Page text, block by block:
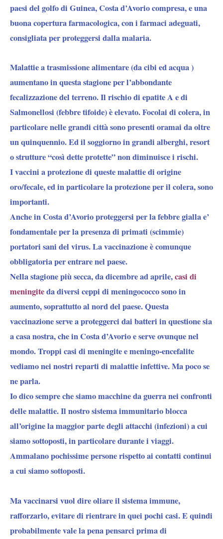
paesi del golfo di Guinea, Costa d’Avorio compresa, e una
buona copertura farmacologica, con i farmaci adeguati,
consigliata per proteggersi dalla malaria.
Malattie atrasmissione alimentare (da cibi ed acqua )
aumentano in questa stagione per l’abbondante
fecalizzazione del terreno.Il rischio di epatite A e di
Salmonellosi (febbre tifoide) è elevato. Focolai di colera, in
particolare nelle grandi città sono presenti oramai da oltre
un quinquennio. Ed il soggiorno in grandi alberghi, resort
o strutture “così dette protette” non diminuisce i rischi.
I vaccini a protezione di queste malattie di origine
oro/fecale, ed in particolare la protezione per il colera, sono
importanti.
Anche in Costa d’Avorio proteggersi per lafebbre giallae’
fondamentale per la presenza di primati (scimmie)
portatori sani del virus. La vaccinazione è comunque
obbligatoria per entrare nel paese.
Nella stagione più secca, da dicembre ad aprile,casi di
meningiteda diversi ceppi di meningococco sono in
aumento, soprattutto al nord del paese. Questa
vaccinazione serve a proteggerci dai batteri in questione sia
a casa nostra, che in Costa d’Avorio e serve ovunque nel
mondo. Troppi casi di meningite e meningo-encefalite
vediamo nei nostri reparti di malattie infettive. Ma poco se
ne parla.
Io dico sempre chesiamo macchine da guerra nei confronti
delle malattie.Il nostro sistema immunitario blocca
all’origine la maggior parte degli attacchi (infezioni) a cui
siamo sottoposti, in particolare durante i viaggi.
Ammalano pochissime persone rispetto ai contatti continui
a cui siamo sottoposti.
Ma vaccinarsi vuol dire oliare il sistema immune,
rafforzarlo, evitare di rientrare in quei pochi casi. E quindi
probabilmente vale la pena pensarci prima di